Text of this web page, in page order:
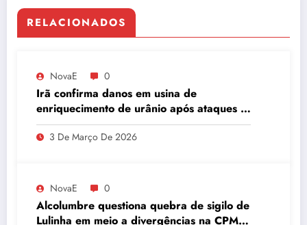
RELACIONADOS
NovaE 0
Irã confirma danos em usina de
enriquecimento de urânio após ataques e
embaixador evita detalhes sobre
quantidade de urânio enriquecido
3 De Março De 2026
NovaE 0
Alcolumbre questiona quebra de sigilo de
Lulinha em meio a divergências na CPMI